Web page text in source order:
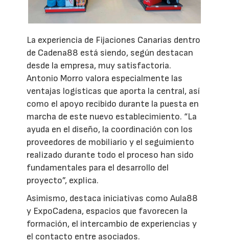
La experiencia de Fijaciones Canarias dentro
de Cadena88 está siendo, según destacan
desde la empresa, muy satisfactoria.
Antonio Morro valora especialmente las
ventajas logísticas que aporta la central, así
como el apoyo recibido durante la puesta en
marcha de este nuevo establecimiento. “La
ayuda en el diseño, la coordinación con los
proveedores de mobiliario y el seguimiento
realizado durante todo el proceso han sido
fundamentales para el desarrollo del
proyecto”, explica.
Asimismo, destaca iniciativas como Aula88
y ExpoCadena, espacios que favorecen la
formación, el intercambio de experiencias y
el contacto entre asociados.